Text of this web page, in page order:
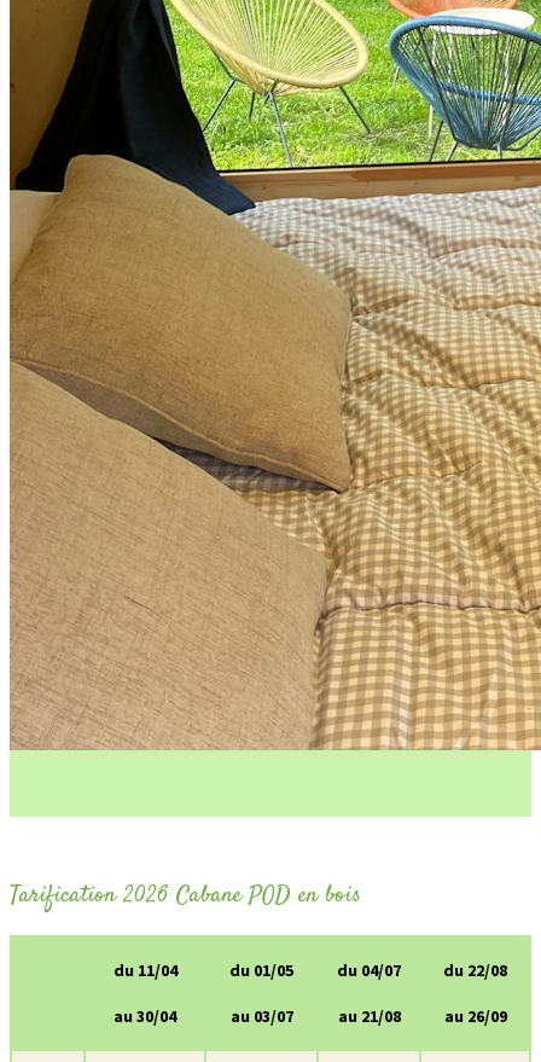
Tarification 2026 Cabane POD en bois
du 11/04
au 30/04
du 01/05
au 03/07
du 04/07
au 21/08
du 22/08
au 26/09